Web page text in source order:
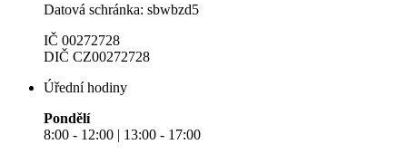
Datová schránka: sbwbzd5
IČ 00272728
DIČ CZ00272728
Úřední hodiny
Pondělí
8:00 - 12:00 | 13:00 - 17:00